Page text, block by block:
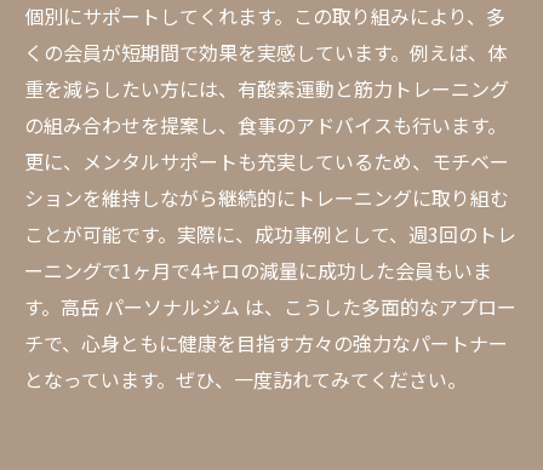
個別にサポートしてくれます。この取り組みにより、多
くの会員が短期間で効果を実感しています。例えば、体
重を減らしたい方には、有酸素運動と筋力トレーニング
の組み合わせを提案し、食事のアドバイスも行います。
更に、メンタルサポートも充実しているため、モチベー
ションを維持しながら継続的にトレーニングに取り組む
ことが可能です。実際に、成功事例として、週3回のトレ
ーニングで1ヶ月で4キロの減量に成功した会員もいま
す。高岳 パーソナルジム は、こうした多面的なアプロー
チで、心身ともに健康を目指す方々の強力なパートナー
となっています。ぜひ、一度訪れてみてください。